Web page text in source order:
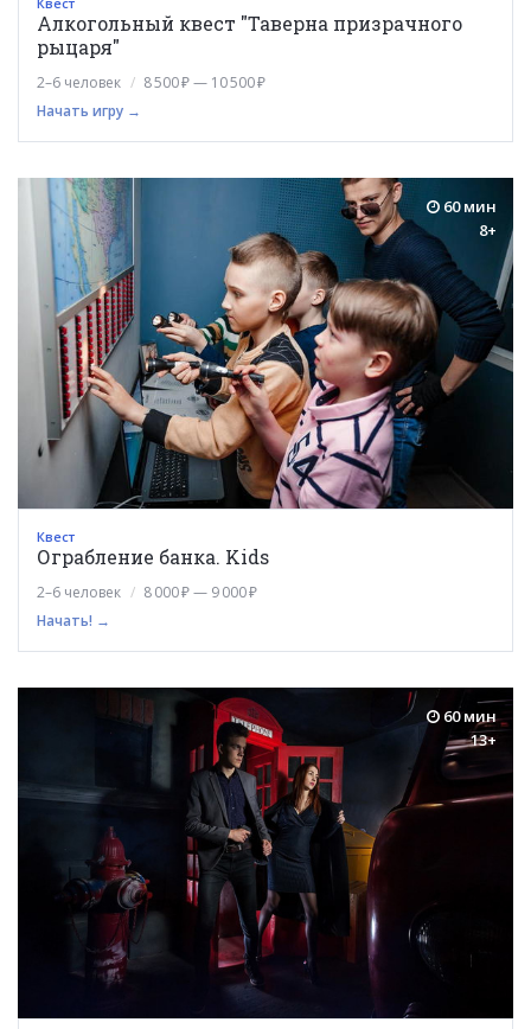
Алкогольный квест "Таверна призрачного
рыцаря"
2–6 человек
8 500 ₽ — 10 500 ₽
Начать игру →
60 мин
8+
Квест
Ограбление банка. Kids
2–6 человек
8 000 ₽ — 9 000 ₽
Начать! →
60 мин
13+